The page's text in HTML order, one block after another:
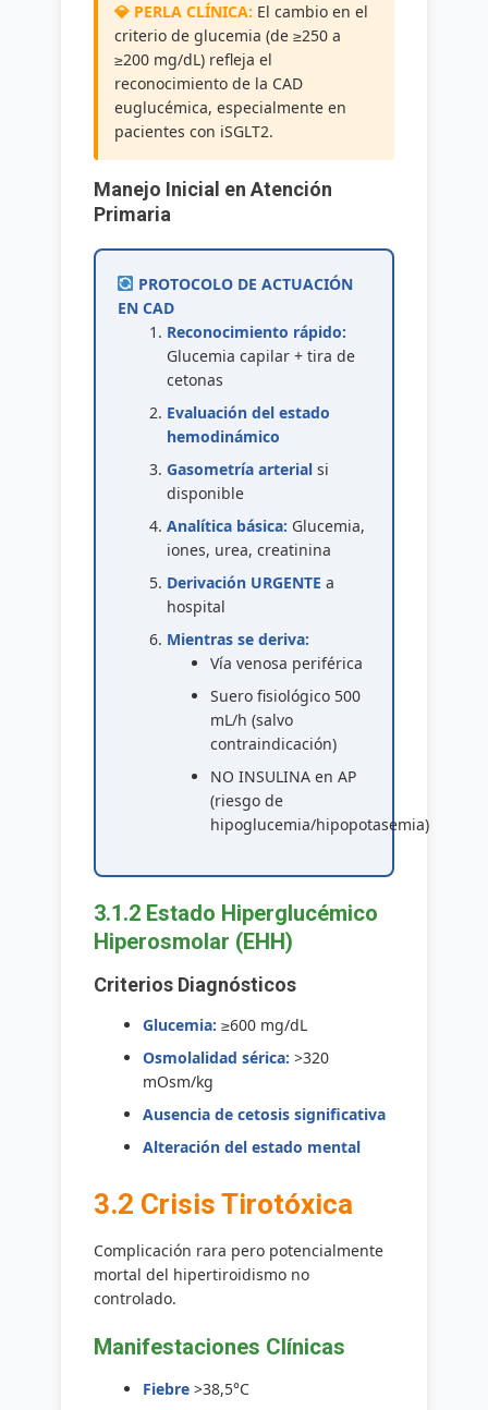
El cambio en el
criterio de glucemia (de ≥250 a
≥200 mg/dL) refleja el
reconocimiento de la CAD
euglucémica, especialmente en
pacientes con iSGLT2.
Manejo Inicial en Atención
Primaria
PROTOCOLO DE ACTUACIÓN
EN CAD
Reconocimiento rápido:
Glucemia capilar + tira de
cetonas
Evaluación del estado
hemodinámico
Gasometría arterialsi
disponible
Analítica básica: Glucemia,
iones, urea, creatinina
Derivación URGENTE a
hospital
Mientras se deriva:
Vía venosa periférica
Suero fisiológico 500
mL/h (salvo
contraindicación)
NO INSULINA en AP
(riesgo de
hipoglucemia/hipopotasemia)
3.1.2 Estado Hiperglucémico
Hiperosmolar (EHH)
Criterios Diagnósticos
Glucemia: ≥600 mg/dL
Osmolalidad sérica: >320
mOsm/kg
Ausencia de cetosis significativa
Alteración del estado mental
3.2 Crisis Tirotóxica
Complicación rara pero potencialmente
mortal del hipertiroidismo no
controlado.
Manifestaciones Clínicas
Fiebre>38,5°C